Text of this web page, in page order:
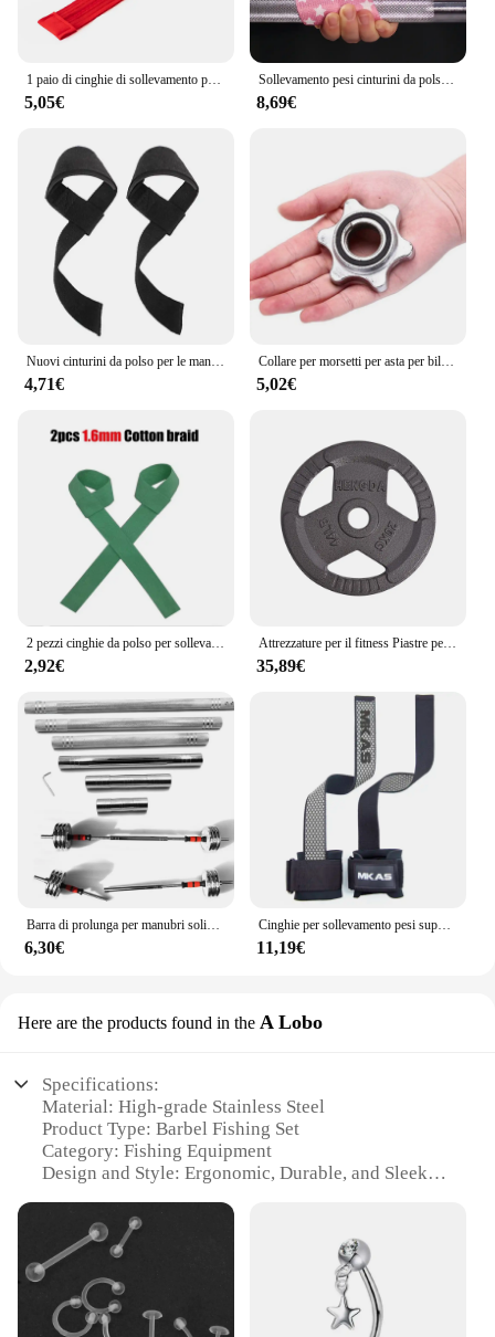
1 paio di cinghie di sollevamento per palestra sollevamento pesi cintura per pesi da polso guanti per Body Building per donna uomo Fitness Crossfit bilancieri Power
5,05€
Sollevamento pesi cinturini da polso Grips Support Pull up deadlift manubri cinghie da palestra allenamento per la forza bilancieri Fitness Power Sport
8,69€
Nuovi cinturini da polso per le mani imbottiti Camo Gym supporto per il peso cintura per il sollevamento dei pesi guanti per il Fitness Crossfit bilancieri cinturino per Powerlifting
4,71€
Collare per morsetti per asta per bilancieri con dado esagonale per barra di ricambio per blocco manubri da 1 pollice
5,02€
2 pezzi cinghie da polso per sollevamento pesi guanti da palestra cintura Bodybuilding per donna uomo Fitness bilancieri sollevamento pesi
2,92€
Attrezzature per il fitness Piastre per pesi con bilancieri per allenamento per sollevamento pesi Piastre per pesi con rivestimento in polvere in ghisa
35,89€
6,30€
Cinghie per sollevamento pesi supporto per cintura da polso a mano tutore per Body Building Fitness cintura per pesi da polso bilancieri Powerlifting
11,19€
Here are the products found in the A Lobo
Specifications:
Material: High-grade Stainless Steel
Product Type: Barbel Fishing Set
Category: Fishing Equipment
Design and Style: Ergonomic, Durable, and Sleek
Enthusiasts
Performance and Property: Enhanced Corrosion
Resistance and Strength
Parts and Accessories: Comprehensive Set
Including Hooks, Swivels, and Leaders